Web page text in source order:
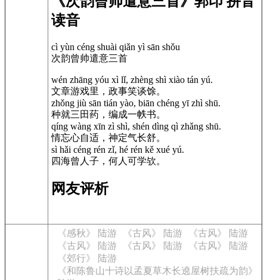
读音
cì yùn céng shuài qiǎn yì sān shǒu
次韵曾帅遣意三首
wén zhāng yóu xì lǐ, zhèng shì xiào tán yú.
文章游戏里，政事笑谈馀。
zhǒng jiù sān tián yào, biān chéng yī zhì shū.
种就三田药，编成一帙书。
qíng wàng xīn zì shì, shén dìng qì zhǎng shū.
情忘心自适，神定气长舒。
sì hǎi céng rén zǐ, hé rén kě xué yú.
四海曾人子，何人可学欤。
网友评析
《感秋》 陆游 《古风》 陆游
《古风》 陆游
《古风》 陆游
《古风》 陆游
《古风》 陆游
《郊行》 陆游
《和陈鲁山十诗以孟夏草木长遶屋树扶疏为韵》